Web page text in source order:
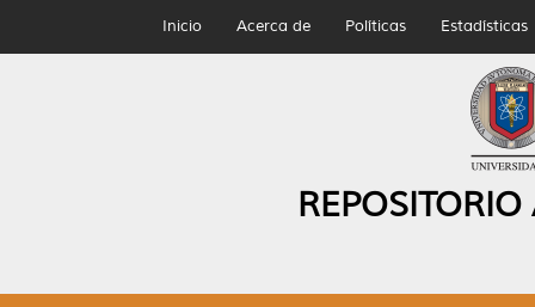
Inicio Acerca de Políticas Estadísticas